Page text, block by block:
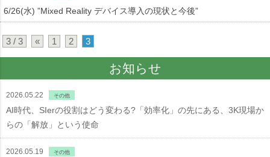
6/26(水) ”Mixed Reality デバイス導入の現状と今後”
3 / 3 « 1 2 3
お知らせ
2026.05.22 その他
AI時代、SIerの役割はどう変わる?「効率化」の先にある、3K現場か
らの「解放」という使命
2026.05.19 その他